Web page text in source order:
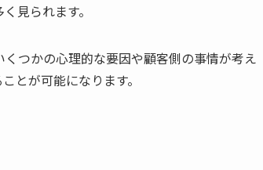
見られます。
つかの心理的な要因や顧客側の事情が考え
とが可能になります。